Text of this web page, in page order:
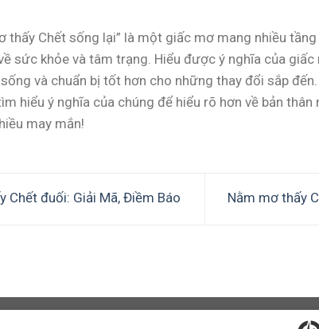
thấy Chết sống lại” là một giấc mơ mang nhiều
sức khỏe và tâm trạng. Hiểu được ý nghĩa của
và chuẩn bị tốt hơn cho những thay đổi sắp
hiểu ý nghĩa của chúng để hiểu rõ hơn về bản
may mắn!
Chết đuối: Giải Mã, Điềm Báo Nằm mơ thấy